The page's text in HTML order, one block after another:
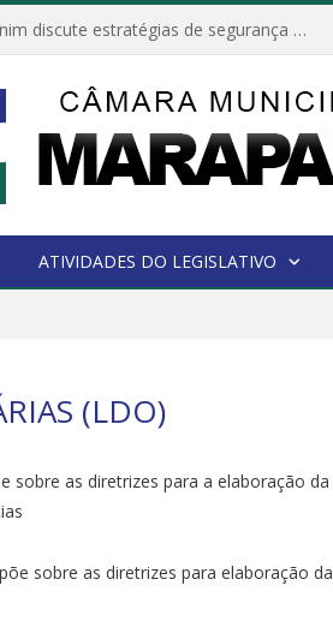
Câmara Municipal de Marapanim discute estratégias de segurança com autoridades e poder executivo
ATIVIDADES DO LEGISLATIVO
(LDO)
sobre as diretrizes para a elaboração da
sobre as diretrizes para elaboração da